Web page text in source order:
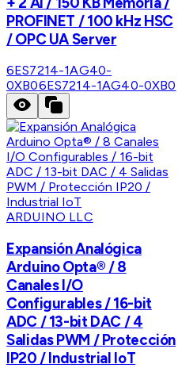
PROFINET / 100 kHz HSC
/ OPC UA Server
6ES7214-1AG40-
0XB06ES7214-1AG40-0XB0
ARDUINO LLC
Expansión Analógica
Arduino Opta® / 8
Canales I/O
Configurables / 16-bit
ADC / 13-bit DAC / 4
Salidas PWM / Protección
IP20 / Industrial IoT